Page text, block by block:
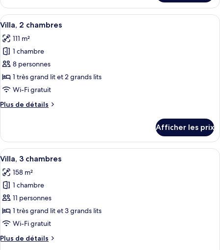
chambre
Suite,
chambre
Afficher
toutes
les
photos
pour
ce
type
chambre :
chambres
Une chambre d’hôtel comprenant
17
Villa, 2 chambres
111 m²
1 chambre
8 personnes
1 très grand lit et 2 grands lits
Wi-Fi gratuit
Plus de détails
Plus
Villa,
chambres
Afficher les prix
Afficher
toutes
les
photos
pour
ce
type
chambre :
Coffre-fort, espace de travail pour
13
Villa, 3 chambres
158 m²
1 chambre
11 personnes
1 très grand lit et 3 grands lits
Wi-Fi gratuit
Plus de détails
Plus